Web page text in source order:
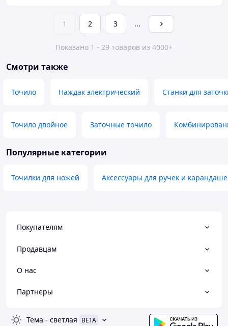
1 2 3 ...
Показано 1 - 29 товаров из 4000+
Смотри также
Точило Наждак электрический Станки для
Точило двойное Заточные точило
Популярные категории
Точилки для ножей Аксессуары для ручек и
Покупателям
Продавцам
О нас
Партнеры
Тема - светлая BETA